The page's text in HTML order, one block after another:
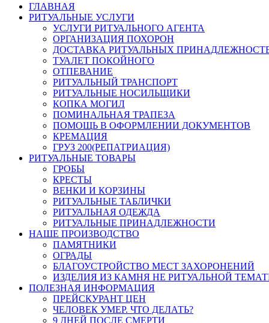
ГЛАВНАЯ
РИТУАЛЬНЫЕ УСЛУГИ
УСЛУГИ РИТУАЛЬНОГО АГЕНТА
ОРГАНИЗАЦИЯ ПОХОРОН
ДОСТАВКА РИТУАЛЬНЫХ
ТУАЛЕТ ПОКОЙНОГО
ОТПЕВАНИЕ
РИТУАЛЬНЫЙ ТРАНСПОРТ
РИТУАЛЬНЫЕ НОСИЛЬЩИКИ
КОПКА МОГИЛ
ПОМИНАЛЬНАЯ ТРАПЕЗА
ПОМОЩЬ В ОФОРМЛЕНИИ ДОКУМЕНТОВ
КРЕМАЦИЯ
ГРУЗ 200(РЕПАТРИАЦИЯ)
РИТУАЛЬНЫЕ ТОВАРЫ
ГРОБЫ
КРЕСТЫ
ВЕНКИ И КОРЗИНЫ
РИТУАЛЬНЫЕ ТАБЛИЧКИ
РИТУАЛЬНАЯ ОДЕЖДА
РИТУАЛЬНЫЕ ПРИНАДЛЕЖНОСТИ
НАШЕ ПРОИЗВОДСТВО
ПАМЯТНИКИ
ОГРАДЫ
БЛАГОУСТРОЙСТВО МЕСТ ЗАХОРОНЕНИЙ
ИЗДЕЛИЯ ИЗ КАМНЯ НЕ РИТУАЛЬНОЙ
ПОЛЕЗНАЯ ИНФОРМАЦИЯ
ПРЕЙСКУРАНТ ЦЕН
ЧЕЛОВЕК УМЕР. ЧТО ДЕЛАТЬ?
9 ДНЕЙ ПОСЛЕ СМЕРТИ